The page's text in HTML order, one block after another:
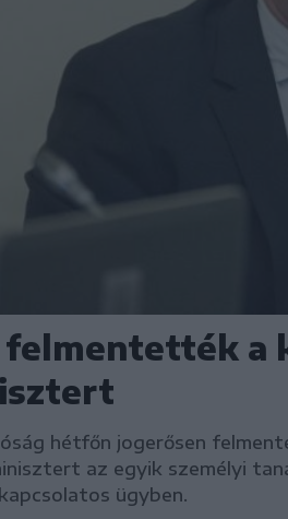
felmentették a
hétfőn jogerősen
az egyik személyi
ügyben.